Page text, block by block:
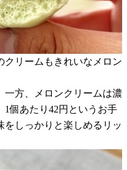
クリームもきれいなメロン
一方、メロンクリームは濃
1個あたり42円というお手
しっかりと楽しめるリッ